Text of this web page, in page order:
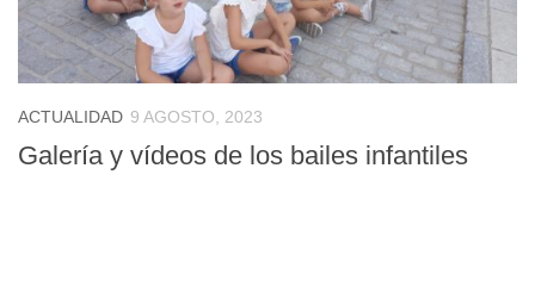
ACTUALIDAD 9 AGOSTO, 2023
Galería y vídeos de los bailes infantiles